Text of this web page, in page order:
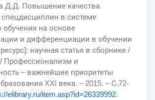
Д.Д. Повышение качества
в системе
на основе
и дифференциации в обучении
научная статья в сборнике /
Профессионализм и
– важнейшие приоритеты
XXI века. – 2015. – С.72-
elibrary.ru/item.asp?id=26339992.